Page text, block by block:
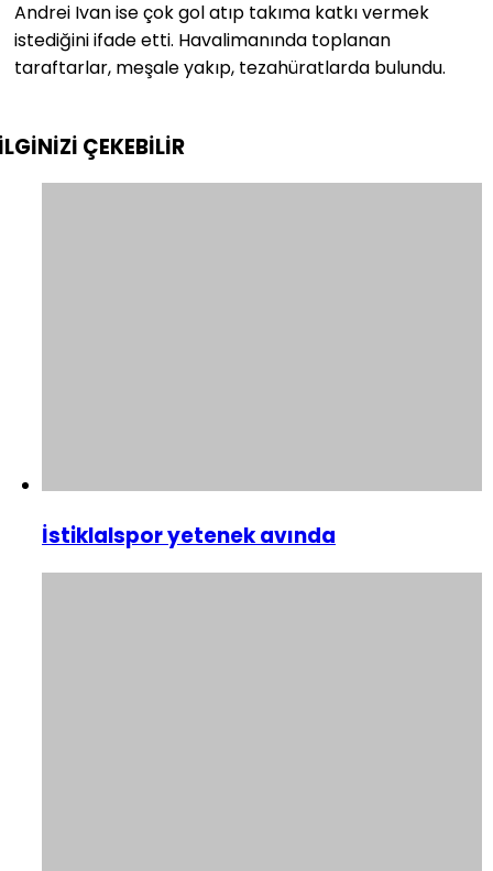
Andrei Ivan ise çok gol atıp takıma katkı vermek
istediğini ifade etti. Havalimanında toplanan
taraftarlar, meşale yakıp, tezahüratlarda bulundu.
ÇEKEBİLİR
İstiklalspor yetenek avında